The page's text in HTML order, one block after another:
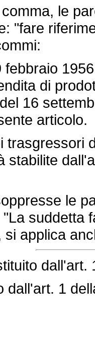
le
"fare
di
16
articolo.
stabilite
le
suddetta
applica
dall'art.
dall'art. 1